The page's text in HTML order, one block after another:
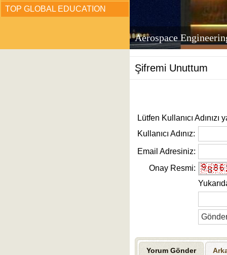
TOP GLOBAL EDUCATION
Aerospace
Şifremi Unuttum
Lütfen Kullanıcı
Kullanıcı Adınız:
Email Adresiniz:
Onay Resmi:
Yorum Gönder